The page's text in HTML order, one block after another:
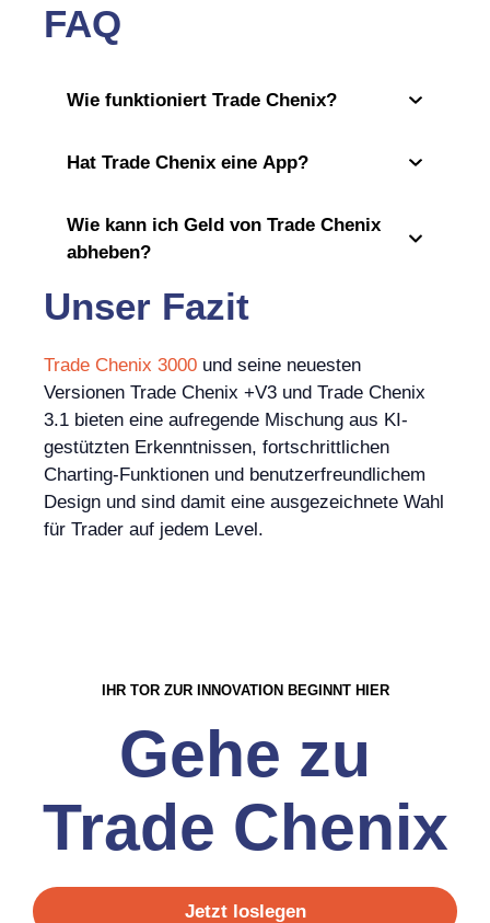
FAQ
Wie funktioniert Trade Chenix?
Hat Trade Chenix eine App?
Wie kann ich Geld von Trade Chenix
abheben?
Unser Fazit
Trade Chenix 3000 und seine neuesten
Versionen Trade Chenix +V3 und Trade Chenix
3.1 bieten eine aufregende Mischung aus KI-
gestützten Erkenntnissen, fortschrittlichen
Charting-Funktionen und benutzerfreundlichem
Design und sind damit eine ausgezeichnete Wahl
für Trader auf jedem Level.
IHR TOR ZUR INNOVATION BEGINNT HIER
Gehe zu
Trade Chenix
Jetzt loslegen